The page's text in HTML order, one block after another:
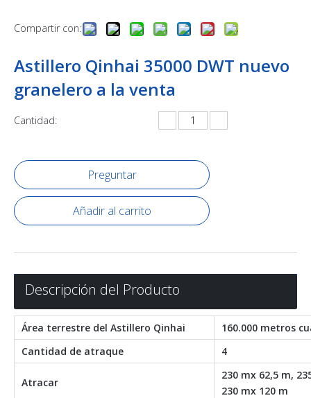
Compartir con:
Astillero Qinhai 35000 DWT nuevo
granelero a la venta
Cantidad:
Preguntar
Añadir al carrito
Descripción del Producto
Área terrestre del Astillero Qinhai
160.000 metros
Cantidad de atraque
4
Atracar
230 mx 62,5 m,
230 mx 120 m